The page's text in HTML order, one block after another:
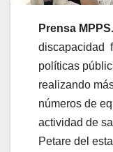
Prensa
discapacidad
políticas
realizando
números de
actividad de
Petare del